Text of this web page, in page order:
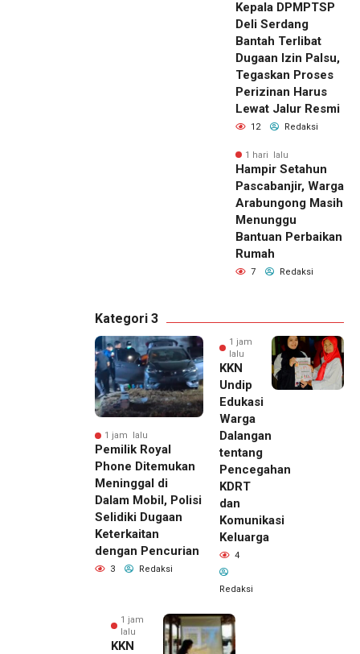
Kepala DPMPTSP
Deli Serdang
Bantah Terlibat
Dugaan Izin Palsu,
Tegaskan Proses
Perizinan Harus
Lewat Jalur Resmi
12 Redaksi
1 hari lalu
Hampir Setahun
Pascabanjir, Warga
Arabungong Masih
Menunggu
Bantuan Perbaikan
Rumah
7 Redaksi
Kategori 3
1 jam lalu
Pemilik Royal
Phone Ditemukan
Meninggal di
Dalam Mobil, Polisi
Selidiki Dugaan
Keterkaitan
dengan Pencurian
3 Redaksi
1 jam
lalu
KKN
Undip
Edukasi
Warga
Dalangan
tentang
Pencegahan
KDRT
dan
Komunikasi
Keluarga
4
Redaksi
1 jam
lalu
KKN